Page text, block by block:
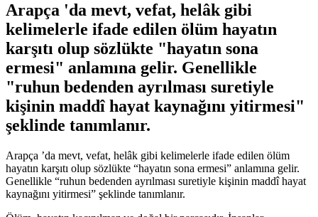
Arapça 'da mevt, vefat, helâk gibi
kelimelerle ifade edilen ölüm hayatın
karşıtı olup sözlükte "hayatın sona
ermesi" anlamına gelir. Genellikle
"ruhun bedenden ayrılması suretiyle
kişinin maddî hayat kaynağını yitirmesi"
şeklinde tanımlanır.
Arapça ’da mevt, vefat, helâk gibi kelimelerle ifade edilen ölüm
hayatın karşıtı olup sözlükte “hayatın sona ermesi” anlamına gelir.
Genellikle “ruhun bedenden ayrılması suretiyle kişinin maddî hayat
kaynağını yitirmesi” şeklinde tanımlanır.